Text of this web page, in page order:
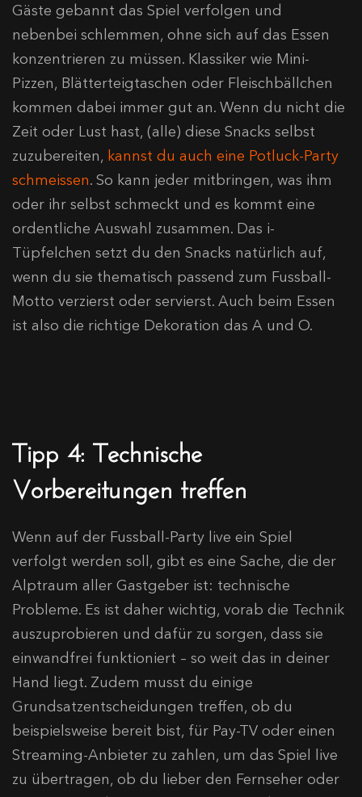
Gäste gebannt das Spiel verfolgen und
nebenbei schlemmen, ohne sich auf das Essen
konzentrieren zu müssen. Klassiker wie Mini-
Pizzen, Blätterteigtaschen oder Fleischbällchen
kommen dabei immer gut an. Wenn du nicht die
Zeit oder Lust hast, (alle) diese Snacks selbst
zuzubereiten, kannst du auch eine Potluck-Party
schmeissen. So kann jeder mitbringen, was ihm
oder ihr selbst schmeckt und es kommt eine
ordentliche Auswahl zusammen. Das i-
Tüpfelchen setzt du den Snacks natürlich auf,
wenn du sie thematisch passend zum Fussball-
Motto verzierst oder servierst. Auch beim Essen
ist also die richtige Dekoration das A und O.
Tipp 4: Technische
Vorbereitungen treffen
Wenn auf der Fussball-Party live ein Spiel
verfolgt werden soll, gibt es eine Sache, die der
Alptraum aller Gastgeber ist: technische
Probleme. Es ist daher wichtig, vorab die Technik
auszuprobieren und dafür zu sorgen, dass sie
einwandfrei funktioniert – so weit das in deiner
Hand liegt. Zudem musst du einige
Grundsatzentscheidungen treffen, ob du
beispielsweise bereit bist, für Pay-TV oder einen
Streaming-Anbieter zu zahlen, um das Spiel live
zu übertragen, ob du lieber den Fernseher oder